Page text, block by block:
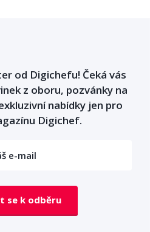
od Digichefu! Čeká vás
z oboru, pozvánky na
nabídky jen pro
Digichef.
se k odběru